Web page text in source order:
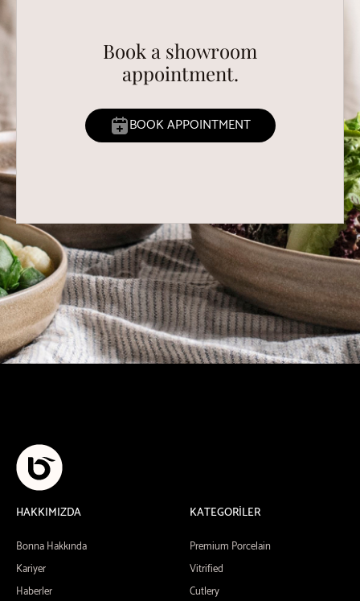
Book a showroom
appointment.
BOOK APPOINTMENT
HAKKIMIZDA
Bonna Hakkında
Kariyer
Haberler
KATEGORİLER
Premium Porcelain
Vitrified
Cutlery